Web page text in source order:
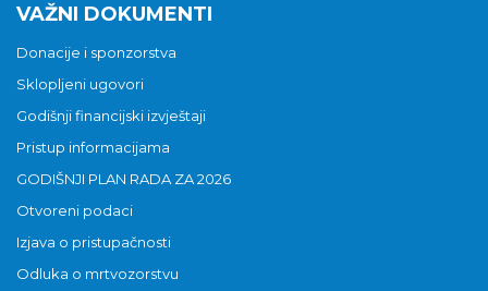
VAŽNI DOKUMENTI
Donacije i sponzorstva
Sklopljeni ugovori
Godišnji financijski izvještaji
Pristup informacijama
GODIŠNJI PLAN RADA ZA 2026
Otvoreni podaci
Izjava o pristupačnosti
Odluka o mrtvozorstvu